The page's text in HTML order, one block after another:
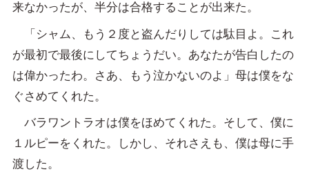
来なかったが、半分は合格することが出来た。
「シャム、もう２度と盗んだりしては駄目よ。これ
が最初で最後にしてちょうだい。あなたが告白したの
は偉かったわ。さあ、もう泣かないのよ」母は僕をな
ぐさめてくれた。
バラワントラオは僕をほめてくれた。そして、僕に
１ルピーをくれた。しかし、それさえも、僕は母に手
渡した。